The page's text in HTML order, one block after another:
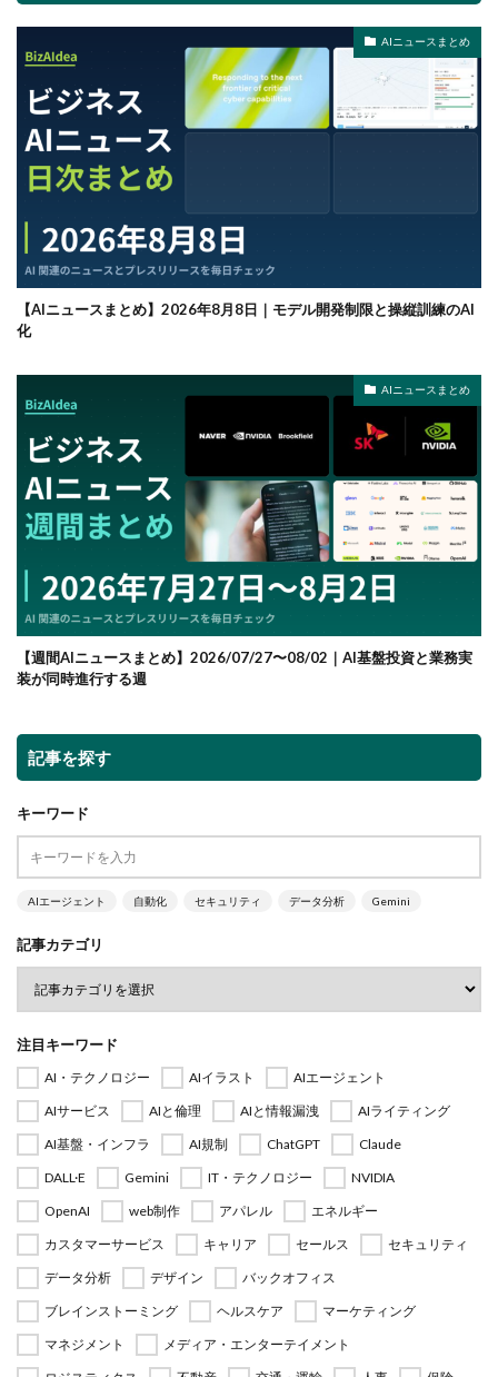
AIニュースまとめ
【AIニュースまとめ】2026年8月8日｜モデル開発制限と操縦訓練のAI
化
AIニュースまとめ
【週間AIニュースまとめ】2026/07/27〜08/02｜AI基盤投資と業務実
装が同時進行する週
記事を探す
キーワード
AIエージェント 自動化 セキュリティ データ分析 Gemini
記事カテゴリ
注目キーワード
AI・テクノロジー AIイラスト
AIエージェント
AIサービス
AIと倫理 AIと情報漏洩
AIライティング
AI基盤・インフラ
AI規制 ChatGPT
Claude
DALL·E
Gemini IT・テクノロジー
NVIDIA
OpenAI
web制作 アパレル
エネルギー
カスタマーサービス
キャリア セールス
セキュリティ
データ分析
デザイン
バックオフィス
ブレインストーミング
ヘルスケア
マーケティング
マネジメント
メディア・エンターテイメント